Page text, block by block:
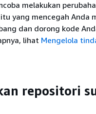
melakukan
yang mencegah Anda
dan dorong kode
lihat Mengelola
repositori